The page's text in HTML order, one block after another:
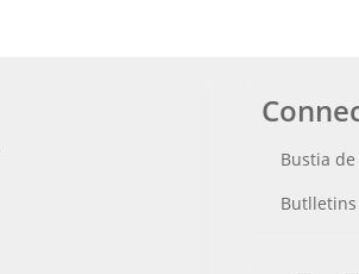
Bustia
Butlletins